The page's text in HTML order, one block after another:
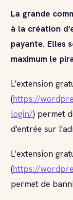
La grande
à la création
payante. Elles
maximum le
L'extension
(https://
login/) permet
d'entrée sur
L'extension
(https://
permet de